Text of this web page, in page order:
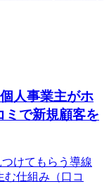
人事業主がホ
ミで新規顧客を
けてもらう導線
む仕組み（口コ